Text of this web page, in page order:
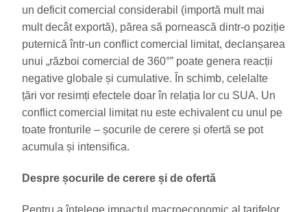
un deficit comercial considerabil (importă mult mai
mult decât exportă), părea să pornească dintr-o poziție
puternică într-un conflict comercial limitat, declanșarea
unui „război comercial de 360°” poate genera reacții
negative globale și cumulative. În schimb, celelalte
țări vor resimți efectele doar în relația lor cu SUA. Un
conflict comercial limitat nu este echivalent cu unul pe
toate fronturile – șocurile de cerere și ofertă se pot
acumula și intensifica.
Despre șocurile de cerere și de ofertă
Pentru a înțelege impactul macroeconomic al tarifelor,